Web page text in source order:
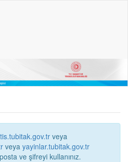
veya
veya yayinlar.tubitak.gov.tr
ve şifreyi kullanınız.